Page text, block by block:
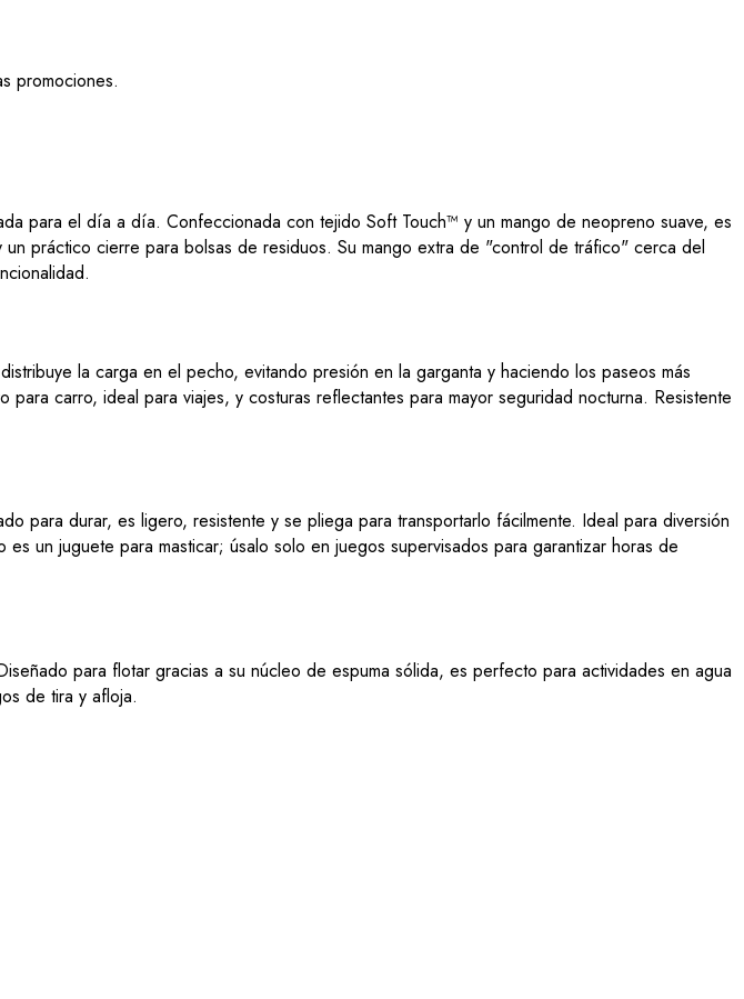
promociones.
para el día a día. Confeccionada con tejido Soft Touch™ y un mango de neopreno suave, es
práctico cierre para bolsas de residuos. Su mango extra de "control de tráfico" cerca del
la carga en el pecho, evitando presión en la garganta y haciendo los paseos más
carro, ideal para viajes, y costuras reflectantes para mayor seguridad nocturna. Resistente
para durar, es ligero, resistente y se pliega para transportarlo fácilmente. Ideal para diversión
es un juguete para masticar; úsalo solo en juegos supervisados para garantizar horas de
para flotar gracias a su núcleo de espuma sólida, es perfecto para actividades en agua
de tira y afloja.